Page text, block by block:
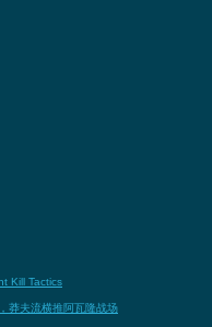
Kill Tactics
莽夫流横推阿瓦隆战场